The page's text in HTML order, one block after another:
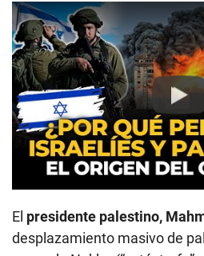
Play
El presidente palestino,
desplazamiento masivo de